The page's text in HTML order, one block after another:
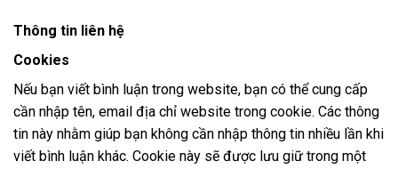
Thông tin liên hệ
Cookies
Nếu bạn viết bình luận trong website, bạn có thể cung cấp
cần nhập tên, email địa chỉ website trong cookie. Các thông
tin này nhằm giúp bạn không cần nhập thông tin nhiều lần khi
viết bình luận khác. Cookie này sẽ được lưu giữ trong một